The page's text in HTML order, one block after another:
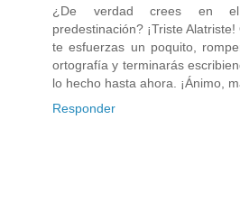
¿De verdad crees en
predestinación? ¡Triste
te esfuerzas un poquito,
ortografía y terminarás
lo hecho hasta ahora. ¡Ánimo,
Responder